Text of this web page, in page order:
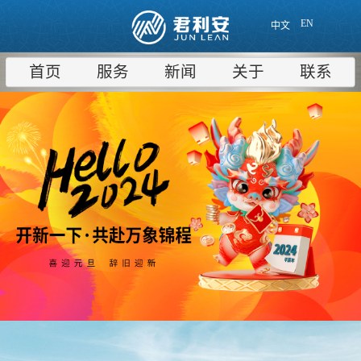
中文 EN
首页 服务 新闻 关于 联系